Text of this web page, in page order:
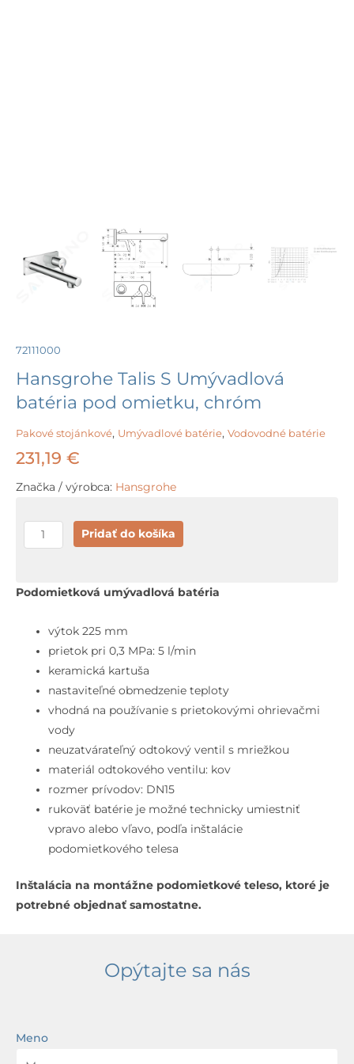
72111000
Hansgrohe Talis S Umývadlová
batéria pod omietku, chróm
Pakové stojánkové, Umývadlové batérie, Vodovodné batérie
231,19 €
Značka / výrobca: Hansgrohe
množstvo
Hansgrohe
S
batéria
pod
omietku,
chróm
Pridať do košíka
Podomietková umývadlová batéria
výtok 225 mm
prietok pri 0,3 MPa: 5 l/min
keramická kartuša
nastaviteľné obmedzenie teploty
vhodná na používanie s prietokovými ohrievačmi
vody
neuzatvárateľný odtokový ventil s mriežkou
materiál odtokového ventilu: kov
rozmer prívodov: DN15
rukoväť batérie je možné technicky umiestniť
vpravo alebo vľavo, podľa inštalácie
podomietkového telesa
Inštalácia na montážne podomietkové teleso, ktoré je
potrebné objednať samostatne.
Opýtajte sa nás
Meno